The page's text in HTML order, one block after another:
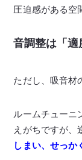
圧迫感がある空
音調整は「適
ただし、吸音材
ルームチューニ
えがちですが、
しまい、せっか